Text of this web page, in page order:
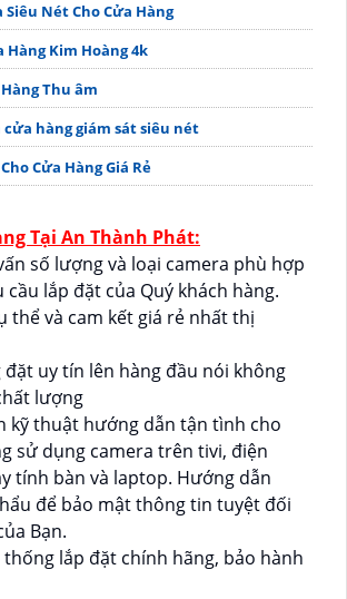
Siêu Nét Cho Cửa Hàng
Hàng Kim Hoàng 4k
Thu âm
hàng giám sát siêu nét
Cửa Hàng Giá Rẻ
Tại An Thành Phát:
số lượng và loại camera phù hợp
lắp đặt của Quý khách hàng.
thể và cam kết giá rẻ nhất thị
đặt uy tín lên hàng đầu nói không
lượng
kỹ thuật hướng dẫn tận tình cho
sử dụng camera trên tivi, điện
tính bàn và laptop. Hướng dẫn
để bảo mật thông tin tuyệt đối
Bạn.
thống lắp đặt chính hãng, bảo hành